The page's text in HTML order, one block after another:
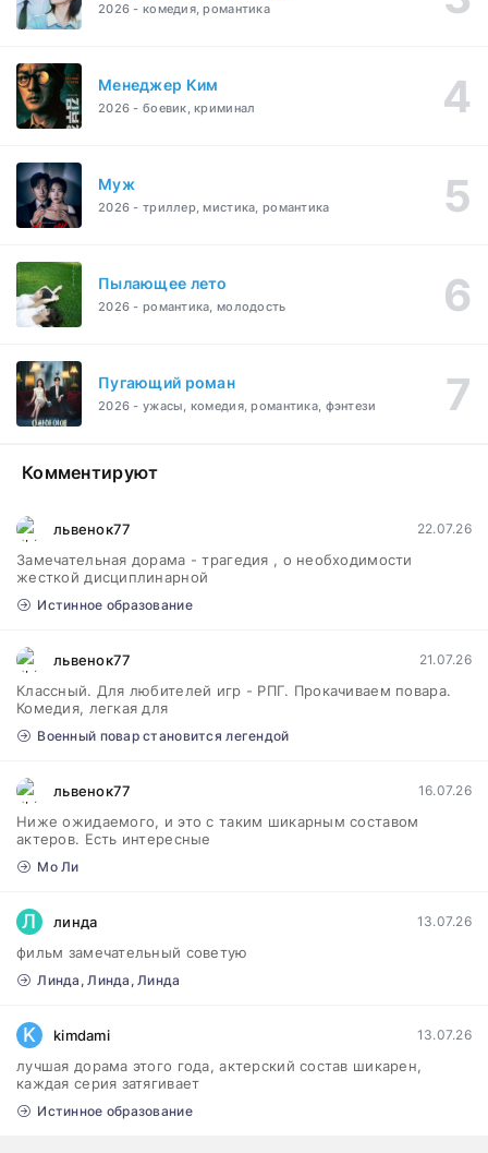
2026 - комедия, романтика
Менеджер Ким
2026 - боевик, криминал
Муж
2026 - триллер, мистика, романтика
Пылающее лето
2026 - романтика, молодость
Пугающий роман
2026 - ужасы, комедия, романтика, фэнтези
Комментируют
львенок77 22.07.26
Замечательная дорама - трагедия , о необходимости
жесткой дисциплинарной
Истинное образование
львенок77 21.07.26
Классный. Для любителей игр - РПГ. Прокачиваем повара.
Комедия, легкая для
Военный повар становится легендой
львенок77 16.07.26
Ниже ожидаемого, и это с таким шикарным составом
актеров. Есть интересные
Мо Ли
Л линда 13.07.26
фильм замечательный советую
Линда, Линда, Линда
K kimdami 13.07.26
лучшая дорама этого года, актерский состав шикарен,
каждая серия затягивает
Истинное образование